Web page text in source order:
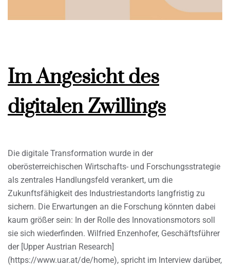
Im Angesicht des
digitalen Zwillings
Die digitale Transformation wurde in der
oberösterreichischen Wirtschafts- und Forschungsstrategie
als zentrales Handlungsfeld verankert, um die
Zukunftsfähigkeit des Industriestandorts langfristig zu
sichern. Die Erwartungen an die Forschung könnten dabei
kaum größer sein: In der Rolle des Innovationsmotors soll
sie sich wiederfinden. Wilfried Enzenhofer, Geschäftsführer
der [Upper Austrian Research]
(https://www.uar.at/de/home), spricht im Interview darüber,